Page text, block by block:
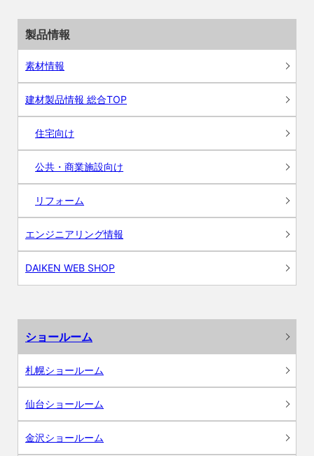
製品情報
素材情報
建材製品情報 総合TOP
住宅向け
公共・商業施設向け
リフォーム
エンジニアリング情報
DAIKEN WEB SHOP
ショールーム
札幌ショールーム
仙台ショールーム
金沢ショールーム